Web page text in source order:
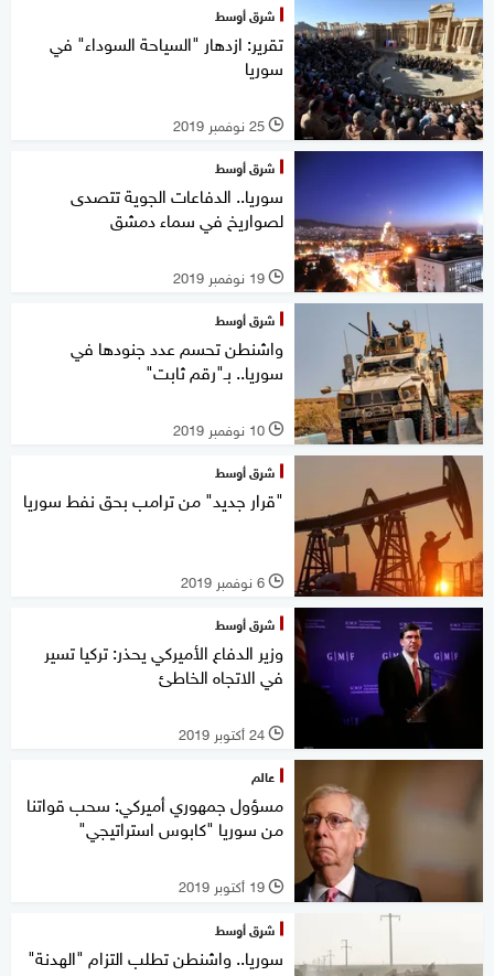
شرق أوسط
تقرير: ازدهار "السياحة السوداء" في
سوريا
l 25 نوفمبر 2019
شرق أوسط
سوريا.. الدفاعات الجوية تتصدى
لصواريخ في سماء دمشق
l 19 نوفمبر 2019
شرق أوسط
واشنطن تحسم عدد جنودها في
سوريا.. بـ"رقم ثابت"
l 10 نوفمبر 2019
شرق أوسط
"قرار جديد" من ترامب بحق نفط سوريا
l 6 نوفمبر 2019
شرق أوسط
وزير الدفاع الأميركي يحذر: تركيا تسير
في الاتجاه الخاطئ
l 24 أكتوبر 2019
عالم
مسؤول جمهوري أميركي: سحب قواتنا
من سوريا "كابوس استراتيجي"
l 19 أكتوبر 2019
شرق أوسط
سوريا.. واشنطن تطلب التزام "الهدنة"